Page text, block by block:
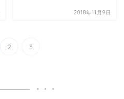
2018年11月9日
2 3